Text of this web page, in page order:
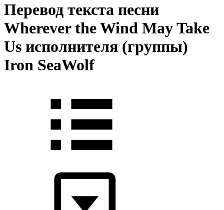
Перевод текста песни
Wherever the Wind May Take
Us исполнителя (группы)
Iron SeaWolf